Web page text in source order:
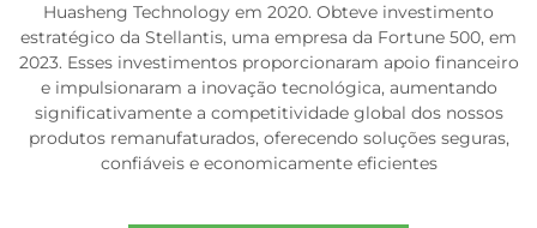
Huasheng Technology em 2020. Obteve investimento
estratégico da Stellantis, uma empresa da Fortune 500, em
2023. Esses investimentos proporcionaram apoio financeiro
e impulsionaram a inovação tecnológica, aumentando
significativamente a competitividade global dos nossos
produtos remanufaturados, oferecendo soluções seguras,
confiáveis e economicamente eficientes